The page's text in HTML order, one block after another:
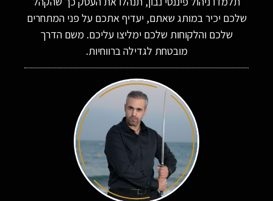
שלכם יכיר במותג שאתם, יעדיף אתכם על פני המתחרים
שלכם והלקוחות שלכם ימליצו עליכם. משם הדרך
מובטחת לגדילה ברווחיות.